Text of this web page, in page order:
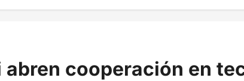
cooperación en